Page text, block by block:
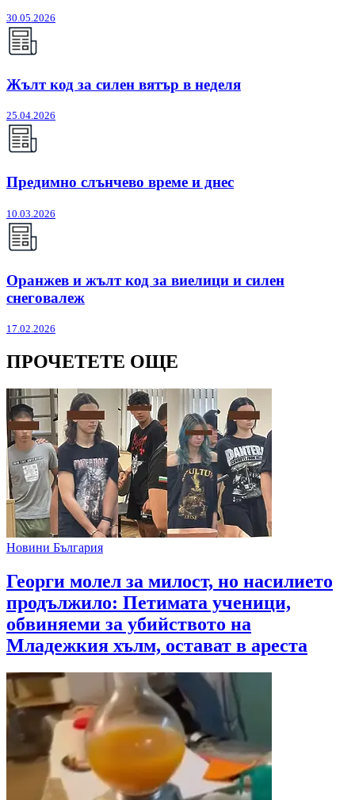
30.05.2026
Жълт код за силен вятър в неделя
25.04.2026
Предимно слънчево време и днес
10.03.2026
Оранжев и жълт код за виелици и силен
снеговалеж
17.02.2026
ПРОЧЕТЕТЕ ОЩЕ
Новини България
Георги молел за милост, но насилието
продължило: Петимата ученици,
обвиняеми за убийството на
Младежкия хълм, остават в ареста